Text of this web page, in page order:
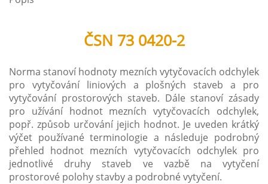
ČSN 73 0420-2
Norma stanoví hodnoty mezních vytyčovacích odchylek
pro vytyčování liniových a plošných staveb a pro
vytyčování prostorových staveb. Dále stanoví zásady
pro užívání hodnot mezních vytyčovacích odchylek,
popř. způsob určování jejich hodnot. Je uveden krátký
výčet používané terminologie a následuje podrobný
přehled hodnot mezních vytyčovacích odchylek pro
jednotlivé druhy staveb ve vazbě na vytyčení
prostorové polohy stavby a podrobné vytyčení.